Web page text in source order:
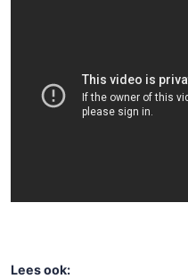
Lees ook: